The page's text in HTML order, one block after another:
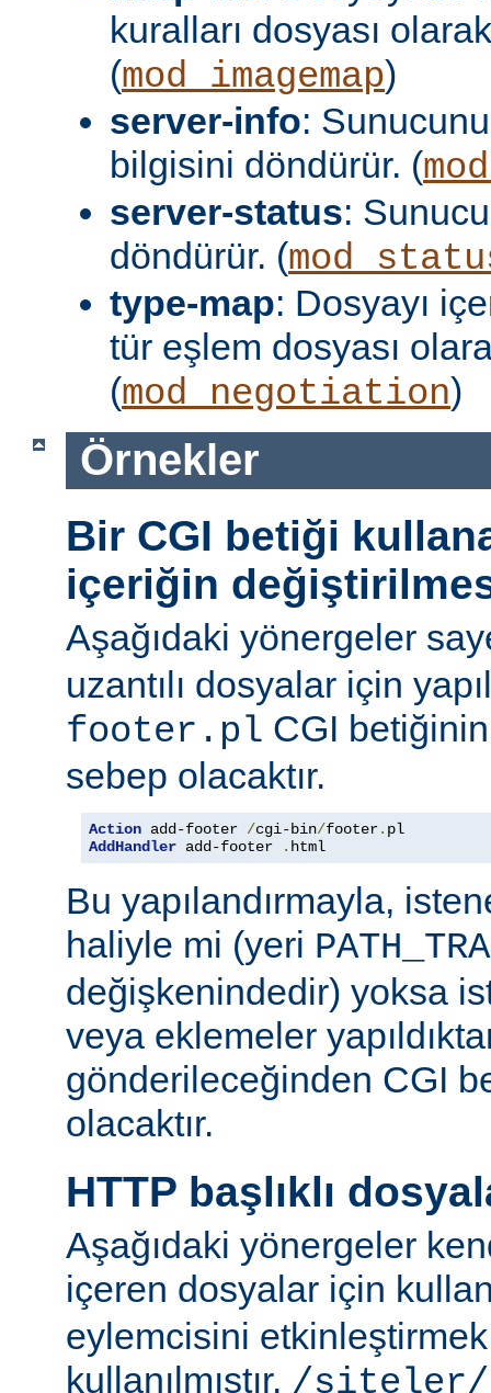
kuralları dosyası
(mod_imagemap)
server-info:
bilgisini döndürür. (
server-status:
döndürür. (
type-map: Dosyayı
tür eşlem dosyası
(mod_negotiation)
Örnekler
Bir CGI betiği
içeriğin
Aşağıdaki yönergeler
uzantılı dosyalar için
footer.pl CGI
sebep olacaktır.
Action add-footer /cgi-bin/footer.
AddHandler add-footer . html
Bu yapılandırmayla,
haliyle mi (yeri
değişkenindedir) yoksa
veya eklemeler
gönderileceğinden CGI
olacaktır.
HTTP başlıklı
Aşağıdaki yönergeler
içeren dosyalar için
eylemcisini
kullanılmıştır. /siteler/